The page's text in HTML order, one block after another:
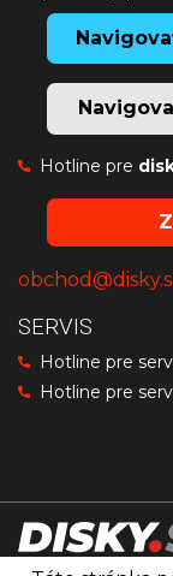
Hotline pre
SERVIS
Hotline pre
Hotline pre